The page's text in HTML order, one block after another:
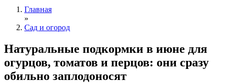
Главная
»
Сад и огород
Натуральные подкормки в июне для
огурцов, томатов и перцов: они сразу
обильно заплодоносят